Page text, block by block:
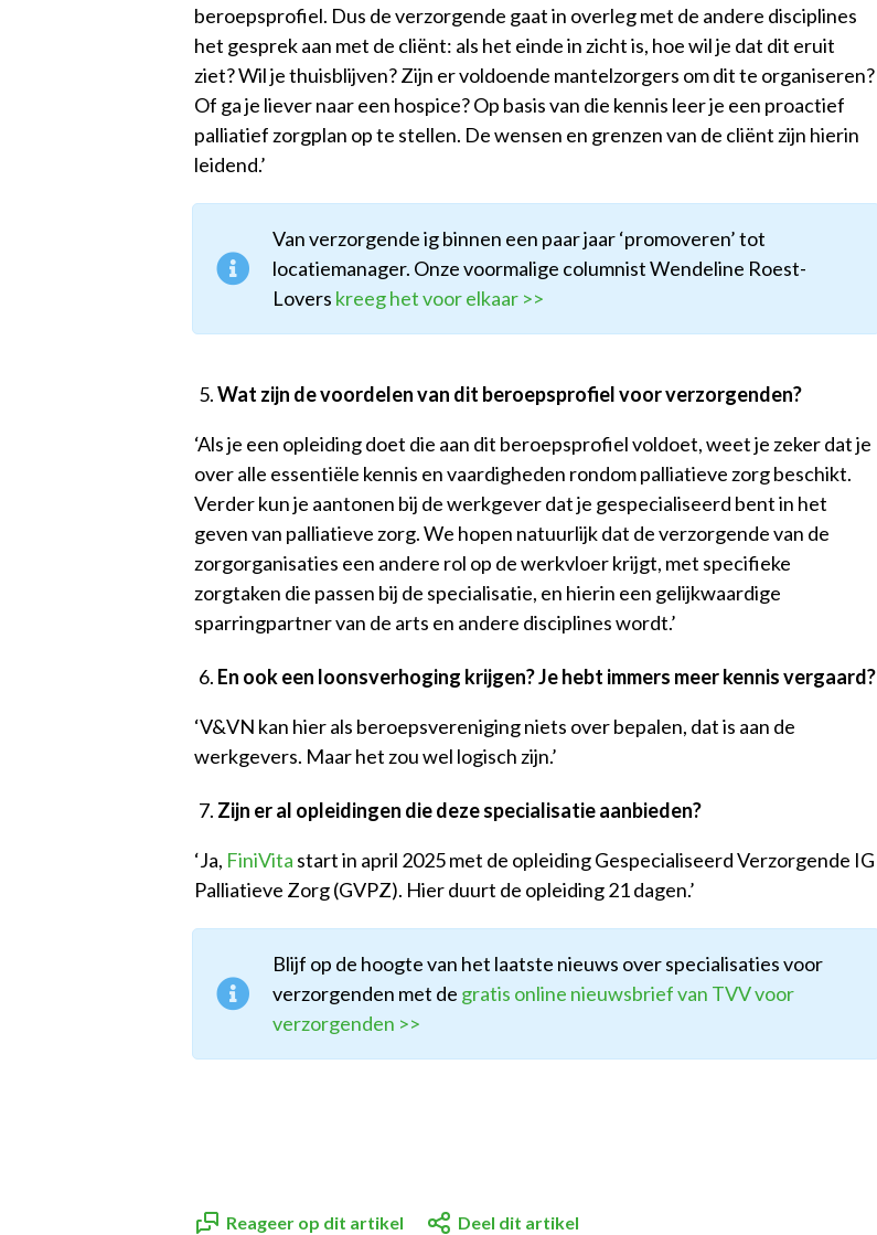
beroepsprofiel. Dus de verzorgende gaatin overleg met de andere disciplines
het gesprek aan met de cliënt: als het einde in zicht is, hoe wil je dat dit eruit
ziet? Wil je thuisblijven? Zijn er voldoende mantelzorgers om dit te organiseren?
Of ga je liever naar een hospice? Op basis van die kennis leer je een proactief
palliatief zorgplan op te stellen. De wensen en grenzen van de cliënt zijn hierin
leidend.’
Van verzorgende ig binnen een paar jaar ‘promoveren’ tot
locatiemanager. Onze voormalige columnist Wendeline Roest-
Lovers kreeg het voor elkaar >>
Wat zijn de voordelen van dit beroepsprofiel voor verzorgenden?
‘Als je een opleiding doet die aan dit beroepsprofiel voldoet, weet je zeker dat je
over alle essentiële kennis en vaardigheden rondom palliatieve zorg beschikt.
Verder kun je aantonen bij de werkgever dat je gespecialiseerd bent in het
geven van palliatieve zorg. We hopen natuurlijk dat de verzorgende van de
zorgorganisaties een andere rol op de werkvloer krijgt, met specifieke
zorgtaken die passen bij de specialisatie, en hierin een gelijkwaardige
sparringpartner van de arts en andere disciplines wordt.’
En ook een loonsverhoging krijgen? Je hebt immers meer kennis vergaard?
‘V&VN kan hier als beroepsvereniging niets over bepalen, dat is aan de
werkgevers. Maar het zou wel logisch zijn.’
Zijn er al opleidingen die deze specialisatie aanbieden?
‘Ja, FiniVita start in april 2025 met de opleiding Gespecialiseerd Verzorgende IG
Palliatieve Zorg (GVPZ). Hier duurt de opleiding 21 dagen.’
Blijf op de hoogte van het laatste nieuws over specialisaties voor
verzorgenden met de gratis online nieuwsbrief van TVV voor
verzorgenden >>
Reageer op dit artikel Deel dit artikel